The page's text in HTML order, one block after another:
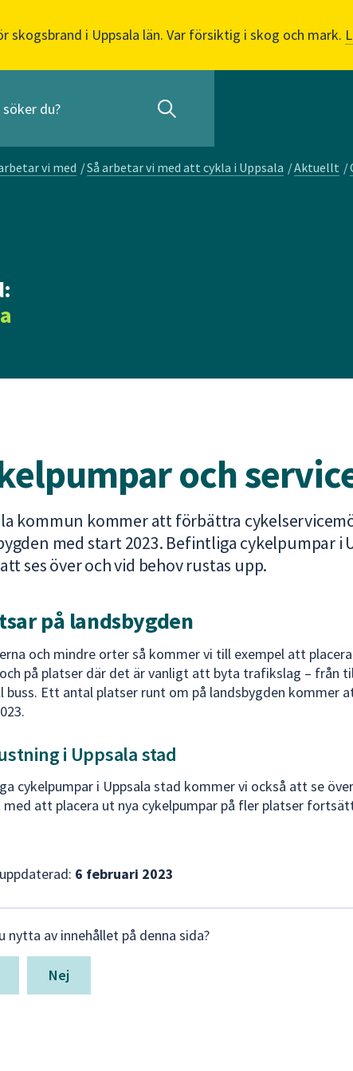
skogsbrand i Uppsala län. Var försiktig i skog och mark.
vi med /Så arbetar vi med att cykla i Uppsala /Aktuellt /
och
kommun kommer att förbättra
med start 2023. Befintliga cykelpumpar i
ses över och vid behov rustas upp.
på landsbygden
och mindre orter så kommer vi till exempel att
på platser där det är vanligt att byta trafikslag – från
buss. Ett antal platser runt om på landsbygden kommer
i Uppsala stad
cykelpumpar i Uppsala stad kommer vi också att se
att placera ut nya cykelpumpar på fler platser
6 februari 2023
nytta av innehållet på denna sida?
Nej